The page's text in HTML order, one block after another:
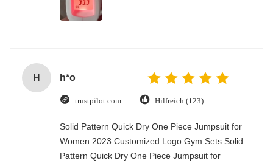
H h*o
trustpilot.com Hilfreich (123)
Solid Pattern Quick Dry One Piece Jumpsuit for
Women 2023 Customized Logo Gym Sets Solid
Pattern Quick Dry One Piece Jumpsuit for